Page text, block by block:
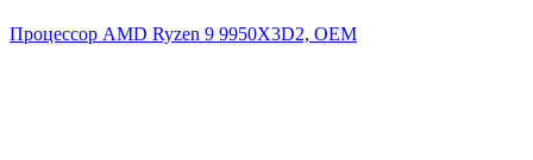
Процессор AMD Ryzen 9 9950X3D2, OEM